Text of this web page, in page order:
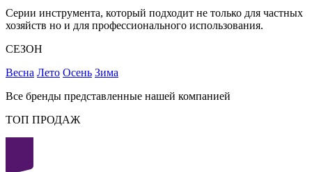
Серии инструмента, который подходит не только для частных
хозяйств но и для профессионального использования.
СЕЗОН
Весна Лето Осень Зима
Все бренды представленные нашей компанией
ТОП ПРОДАЖ